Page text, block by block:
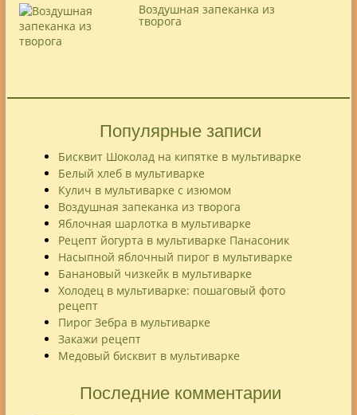
Воздушная запеканка из
творога
Популярные записи
Бисквит Шоколад на кипятке в мультиварке
Белый хлеб в мультиварке
Кулич в мультиварке с изюмом
Воздушная запеканка из творога
Яблочная шарлотка в мультиварке
Рецепт йогурта в мультиварке Панасоник
Насыпной яблочный пирог в мультиварке
Банановый чизкейк в мультиварке
Холодец в мультиварке: пошаговый фото
рецепт
Пирог Зебра в мультиварке
Закажи рецепт
Медовый бисквит в мультиварке
Последние комментарии